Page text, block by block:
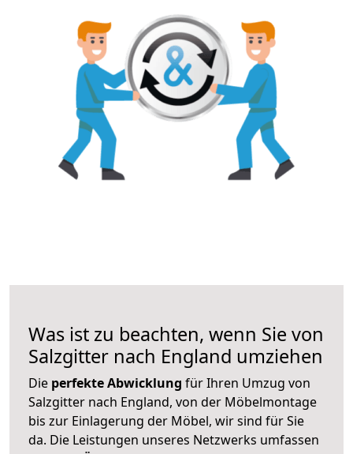
Was ist zu beachten, wenn Sie von
Salzgitter nach England umziehen
Die perfekte Abwicklung für Ihren Umzug von
Salzgitter nach England, von der Möbelmontage
bis zur Einlagerung der Möbel, wir sind für Sie
da. Die Leistungen unseres Netzwerks umfassen